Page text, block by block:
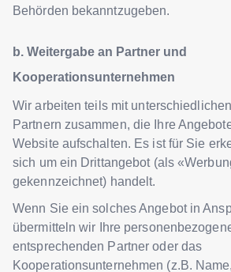
Behörden bekanntzugeben.
b. Weitergabe an Partner und
Kooperationsunternehmen
Wir arbeiten teils mit
Partnern zusammen, die Ihre
Website aufschalten. Es ist für Sie
sich um ein Drittangebot (als
gekennzeichnet) handelt.
Wenn Sie ein solches Angebot in
übermitteln wir Ihre
entsprechenden Partner oder das
Kooperationsunternehmen (z.B.